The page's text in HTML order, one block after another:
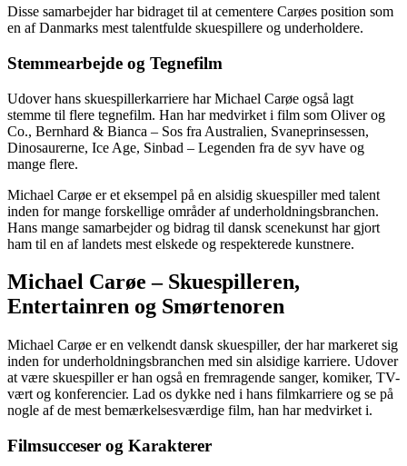
Disse samarbejder har bidraget til at cementere Carøes position som
en af Danmarks mest talentfulde skuespillere og underholdere.
Stemmearbejde og Tegnefilm
Udover hans skuespillerkarriere har Michael Carøe også lagt
stemme til flere tegnefilm. Han har medvirket i film som Oliver og
Co., Bernhard & Bianca – Sos fra Australien, Svaneprinsessen,
Dinosaurerne, Ice Age, Sinbad – Legenden fra de syv have og
mange flere.
Michael Carøe er et eksempel på en alsidig skuespiller med talent
inden for mange forskellige områder af underholdningsbranchen.
Hans mange samarbejder og bidrag til dansk scenekunst har gjort
ham til en af landets mest elskede og respekterede kunstnere.
Michael Carøe – Skuespilleren,
Entertainren og Smørtenoren
Michael Carøe er en velkendt dansk skuespiller, der har markeret sig
inden for underholdningsbranchen med sin alsidige karriere. Udover
at være skuespiller er han også en fremragende sanger, komiker, TV-
vært og konferencier. Lad os dykke ned i hans filmkarriere og se på
nogle af de mest bemærkelsesværdige film, han har medvirket i.
Filmsucceser og Karakterer